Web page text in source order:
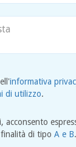
informativa
di utilizzo.
acconsento
di tipo A e B.